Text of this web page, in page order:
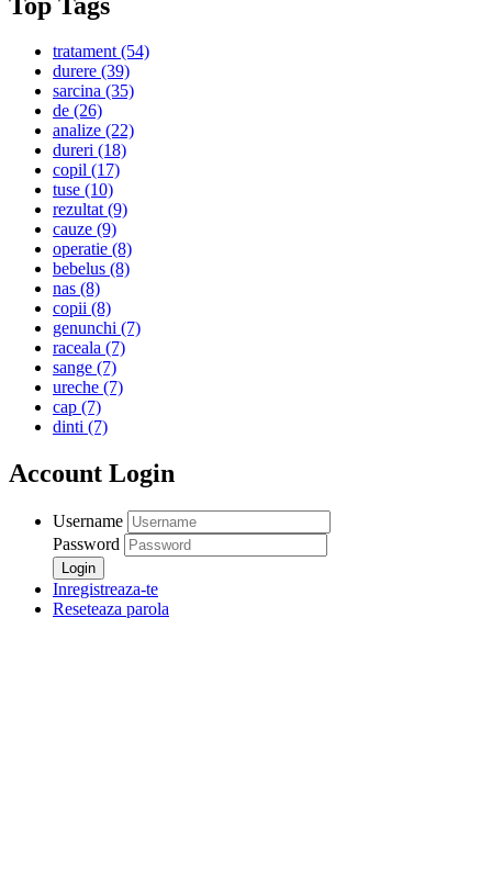
tratament(54)
durere (39)
sarcina (35)
de (26)
analize (22)
dureri (18)
copil (17)
tuse (10)
rezultat(9)
cauze (9)
operatie (8)
bebelus (8)
nas (8)
copii (8)
genunchi (7)
raceala (7)
sange (7)
ureche (7)
cap (7)
dinti (7)
Account Login
Username
Password
Inregistreaza-te
Reseteaza parola